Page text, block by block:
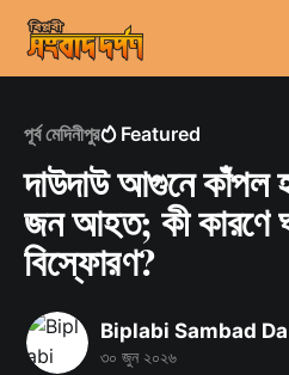
পূর্ব মেদিনীপুর Featured
দাউদাউ আগুনে কাঁপল
জন আহত; কী কারণে
বিস্ফোরণ?
Biplabi Sambad
৩০ জুন ২০২৬